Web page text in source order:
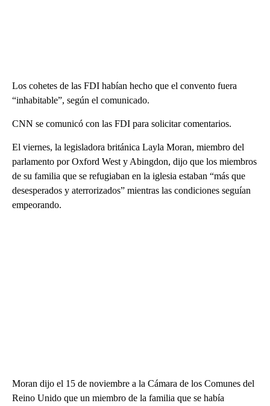
Los cohetes de las FDI habían hecho que el convento fuera
“inhabitable”, según el comunicado.
CNN se comunicó con las FDI para solicitar comentarios.
El viernes, la legisladora británica Layla Moran, miembro del
parlamento por Oxford West y Abingdon, dijo que los miembros
de su familia que se refugiaban en la iglesia estaban “más que
desesperados y aterrorizados” mientras las condiciones seguían
empeorando.
Moran dijo el 15 de noviembre a la Cámara de los Comunes del
Reino Unido que un miembro de la familia que se había